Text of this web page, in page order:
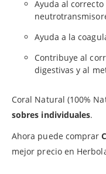
Ayuda al
Ayuda a la
Contribuye al
digestivas y al
Coral Natural (100%
sobres individuales.
Ahora puede comprar
mejor precio en